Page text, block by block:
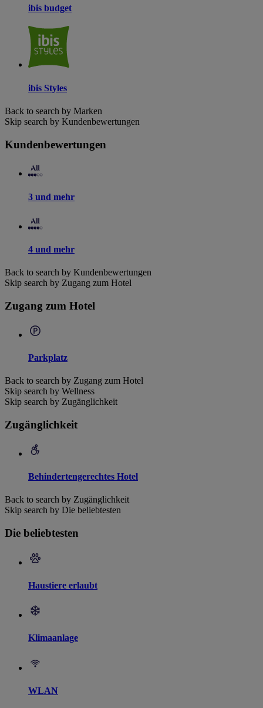
ibis budget
ibis Styles
Back to search by Marken
Skip search by Kundenbewertungen
Kundenbewertungen
3 und mehr
4 und mehr
Back to search by Kundenbewertungen
Skip search by Zugang zum Hotel
Zugang zum Hotel
Parkplatz
Back to search by Zugang zum Hotel
Skip search by Wellness
Skip search by Zugänglichkeit
Zugänglichkeit
Behindertengerechtes Hotel
Back to search by Zugänglichkeit
Skip search by Die beliebtesten
Die beliebtesten
Haustiere erlaubt
Klimaanlage
WLAN